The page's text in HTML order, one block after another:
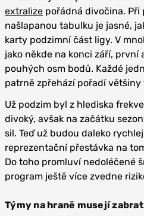
extralize pořádná divočina.
našlapanou tabulku je jasné,
karty podzimní část ligy. V
jako někde na konci září, první
pouhých osm bodů. Každé
patrně zpřehází pořadí většiny
Už podzim byl z hlediska
divoký, avšak na začátku
sil. Teď už budou daleko
reprezentační přestávka na
Do toho promluví nedoléčené
program ještě více zvedne
Týmy na hraně musejí zabrat